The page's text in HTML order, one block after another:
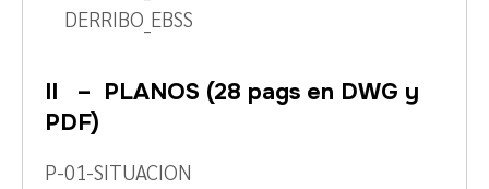
DERRIBO_EBSS
II – PLANOS (28 pags en DWG y
PDF)
P-01-SITUACION